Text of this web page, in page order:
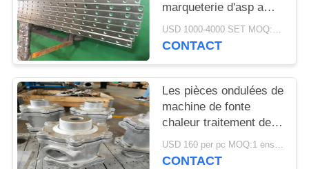
PRIVACY
POLICY
marqueterie d'asp a
ridé la garantie de mois
des parties 3-12 de
USD 1000-4000 SET MOQ:1 ensemble
CONTACT
Les pièces ondulées de
machine de fonte
chaleur traitement de
corrosion de joint
tournant d'huile de
USD 160 per pc MOQ:1 ensemble
CONTACT